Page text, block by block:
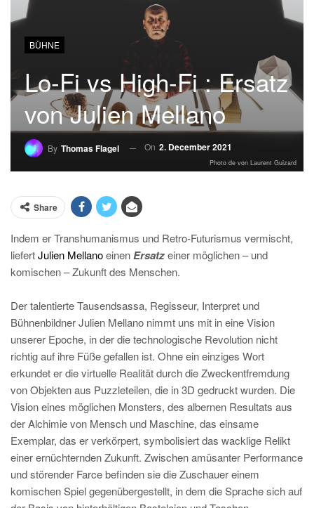
BÜHNE
Lo-Fi vs High-Fi : Ersatz
von Julien Mellano
By Thomas Flagel On 2. December 2021
Photo de von Laurent Guizard
Share
Indem er Transhumanismus und Retro-Futurismus vermischt,
liefertJulien MellanoeinenErsatzeiner möglichen – und
komischen – Zukunft des Menschen.
Der talentierte Tausendsassa, Regisseur, Interpret und
Bühnenbildner Julien Mellano nimmt uns mit in eine Vision
unserer Epoche, in der die technologische Revolution nicht
richtig auf ihre Füße gefallen ist. Ohne ein einziges Wort
erkundet er die virtuelle Realität durch die Zweckentfremdung
von Objekten aus Puzzleteilen, die in 3D gedruckt wurden. Die
Vision eines möglichen Monsters, des albernen Resultats aus
der Alchimie von Mensch und Maschine, das einsame
Exemplar, das er verkörpert, symbolisiert das wacklige Relikt
einer ernüchternden Zukunft. Zwischen amüsanter Performance
und störender Farce befinden sie die Zuschauer einem
komischen Spiel gegenübergestellt, in dem die Sprache sich auf